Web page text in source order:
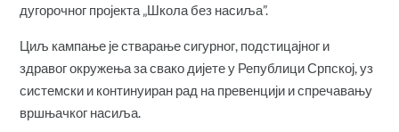
дугорочног пројекта „Школа без насиља”.
Циљ кампање је стварање сигурног, подстицајног и
здравог окружења за свако дијете у Републици Српској, уз
системски и континуиран рад на превенцији и спречавању
вршњачког насиља.